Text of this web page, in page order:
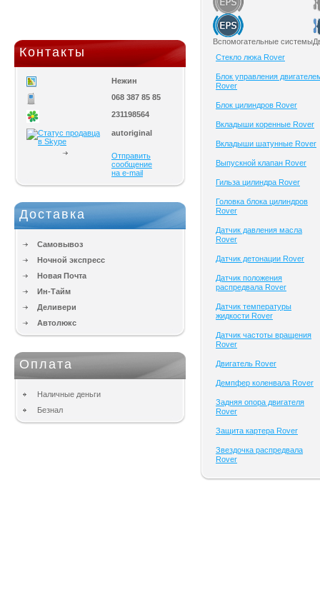
Контакты
Нежин
068 387 85 85
231198564
autoriginal
Отправить
сообщение
на e-mail
Доставка
Самовывоз
Ночной экспресс
Новая Почта
Ин-Тайм
Деливери
Автолюкс
Оплата
Наличные деньги
Безнал
Вспомогательные системы
Cтекло люка Rover
Блок управления
Rover
Блок цилиндров Rover
Вкладыши коренные Rover
Вкладыши шатунные Rover
Выпускной клапан Rover
Гильза цилиндра Rover
Головка блока цилиндров
Rover
Датчик давления масла
Rover
Датчик детонации Rover
Датчик положения
распредвала Rover
Датчик температуры
жидкости Rover
Датчик частоты вращения
Rover
Двигатель Rover
Демпфер коленвала Rover
Задняя опора двигателя
Rover
Защита картера Rover
Звездочка распредвала
Rover